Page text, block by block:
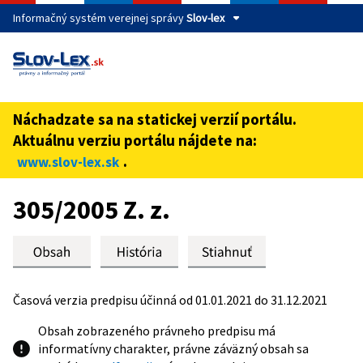
Informačný systém verejnej správySlov-lex
Táto stránka je zabezpečená
cez zabezpečenú webovú stránku verejnej správy SR.
Zabezpečená stránka vždy začína https:// pred názvom
domény webového sídla.
Náchadzate sa na statickej verzií portálu.
Aktuálnu verziu portálu nájdete na:
www.slov-lex.sk .
Preskoč na obsah
305/2005 Z. z.
Časová verzia predpisu účinná od 01.01.2021 do 31.12.2021
Obsah zobrazeného právneho predpisu má
informatívny charakter, právne záväzný obsah sa